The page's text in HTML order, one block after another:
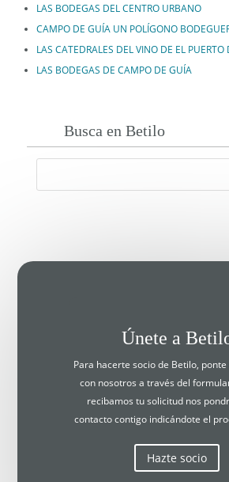
LAS BODEGAS DEL CENTRO URBANO
CAMPO DE GUÍA UN POLÍGONO
LAS CATEDRALES DEL VINO DE EL
LAS BODEGAS DE CAMPO DE GUÍA
Busca en Betilo
Únete a
Para hacerte socio de Betilo,
con nosotros a través del
recibamos tu solicitud nos
contacto contigo indicándote el
Hazte socio